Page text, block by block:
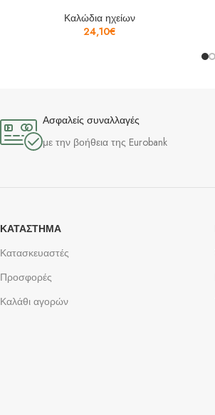
Καλώδια ηχείων
24,10€
Ασφαλείς συναλλαγές
με την βοήθεια της Eurobank
ΚΑΤΆΣΤΗΜΑ
Κατασκευαστές
Προσφορές
Καλάθι αγορών